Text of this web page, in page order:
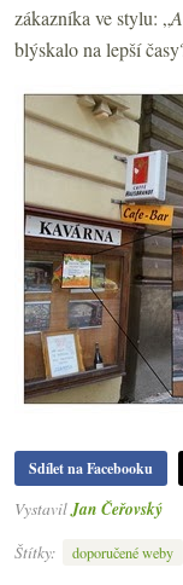
zákazníka ve stylu: „
blýskalo na lepší
Sdílet na Facebooku
Vystavil Jan Čeřovský
Štítky:
doporučené weby